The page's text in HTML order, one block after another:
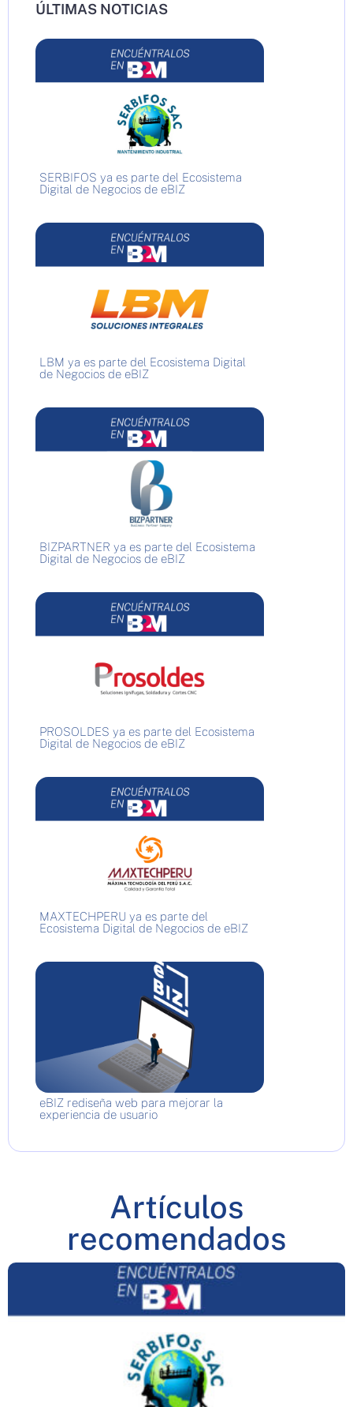
ÚLTIMAS NOTICIAS
SERBIFOS ya es parte del Ecosistema
Digital de Negocios de eBIZ
LBM ya es parte del Ecosistema Digital
de Negocios de eBIZ
BIZPARTNER ya es parte del Ecosistema
Digital de Negocios de eBIZ
PROSOLDES ya es parte del Ecosistema
Digital de Negocios de eBIZ
MAXTECHPERU ya es parte del
Ecosistema Digital de Negocios de eBIZ
eBIZ rediseña web para mejorar la
experiencia de usuario
Artículos
recomendados